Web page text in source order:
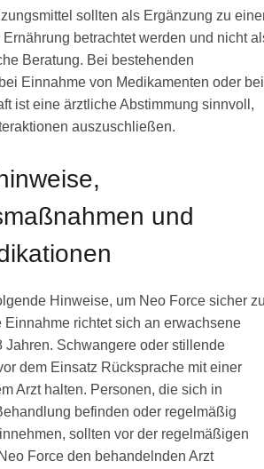
sollten als Ergänzung zu
betrachtet werden und nicht
Beratung. Bei bestehenden
Einnahme von Medikamenten oder bei
ist eine ärztliche Abstimmung sinnvoll,
auszuschließen.
und
Hinweise, um Neo Force sicher
Einnahme richtet sich an erwachsene
Jahren. Schwangere oder stillende
dem Einsatz Rücksprache mit einer
Arzt halten. Personen, die sich in
befinden oder regelmäßig
sollten vor der regelmäßigen
Force den behandelnden Arzt